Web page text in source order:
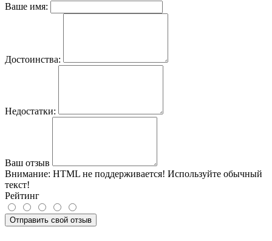
Ваше имя:
Достоинства:
Недостатки:
Ваш отзыв
Внимание: HTML не поддерживается! Используйте обычный
текст!
Рейтинг
Отправить свой отзыв